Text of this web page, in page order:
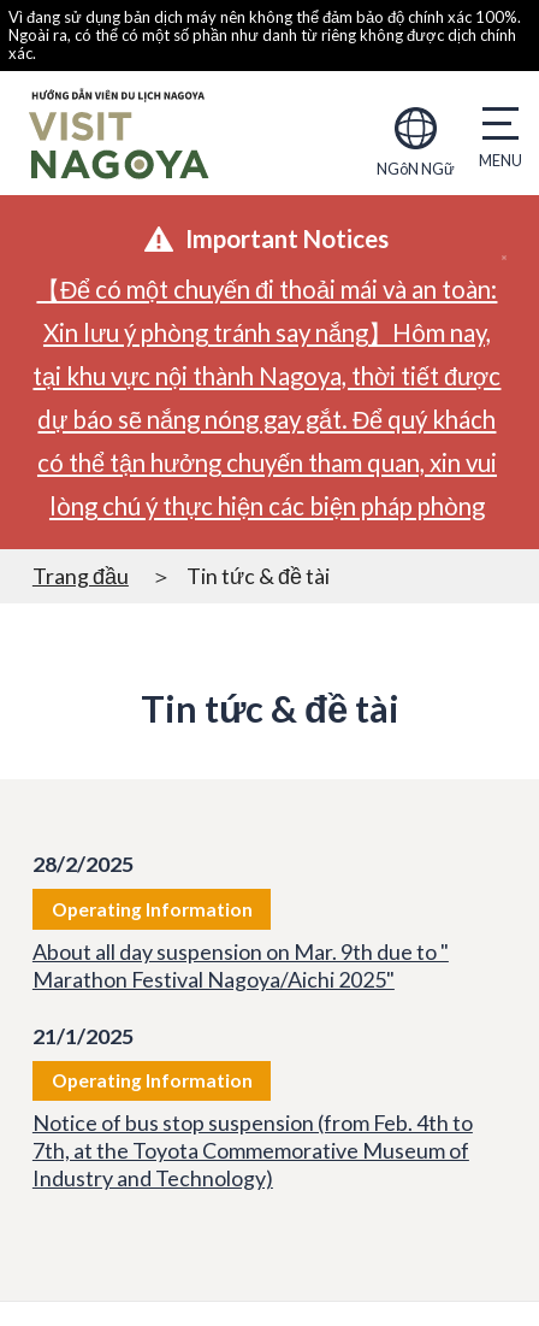
Vì đang sử dụng bản dịch máy nên không thể đảm bảo độ chính xác 100%.
Ngoài ra, có thể có một số phần như danh từ riêng không được dịch chính
xác.
NGôN NGữ
Important Notices
【Để có một chuyến đi thoải mái và an toàn:
Xin lưu ý phòng tránh say nắng】Hôm nay,
tại khu vực nội thành Nagoya, thời tiết được
dự báo sẽ nắng nóng gay gắt. Để quý khách
có thể tận hưởng chuyến tham quan, xin vui
lòng chú ý thực hiện các biện pháp phòng
Trang đầu Tin tức & đề tài
Tin tức & đề tài
28/2/2025
Operating Information
About all day suspension on Mar. 9th due to "
Marathon Festival Nagoya/Aichi 2025"
21/1/2025
Operating Information
Notice of bus stop suspension (from Feb. 4th to
7th, at the Toyota Commemorative Museum of
Industry and Technology)